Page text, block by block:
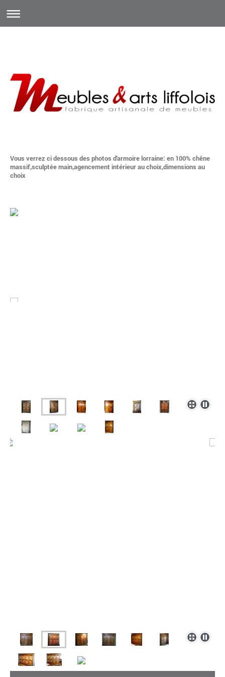
Vous verrez ci dessous des photos d'armoire lorraine: en 100% chêne
massif,sculptée main,agencement intérieur au choix,dimensions au
choix